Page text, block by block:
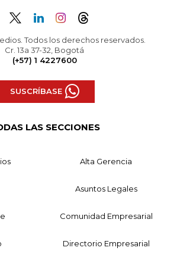
Todos los derechos reservados.
Cr. 13a 37-32, Bogotá
(+57) 1 4227600
SUSCRÍBASE
LAS SECCIONES
Alta Gerencia
Asuntos Legales
Comunidad Empresarial
Directorio Empresarial